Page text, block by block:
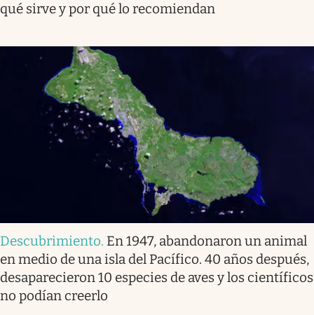
qué sirve y por qué lo recomiendan
Descubrimiento. En 1947, abandonaron un animal
en medio de una isla del Pacífico. 40 años después,
desaparecieron 10 especies de aves y los científicos
no podían creerlo